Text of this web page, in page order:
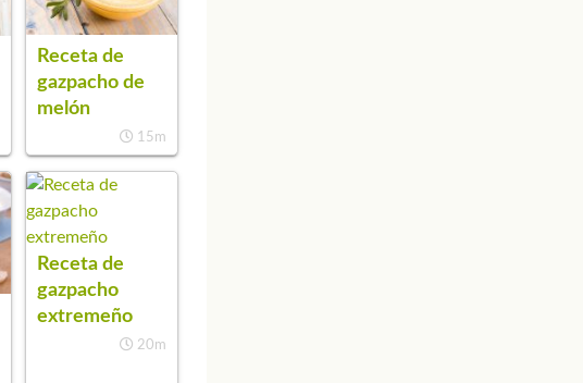
Receta de
gazpacho de
melón
15m
Receta de
gazpacho
extremeño
20m